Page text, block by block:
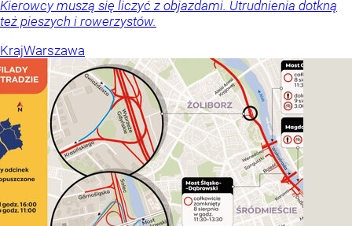
Kierowcy muszą się liczyć z objazdami. Utrudnienia dotkną
też pieszych i rowerzystów.
KrajWarszawa